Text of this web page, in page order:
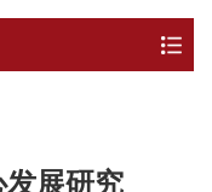
展研究